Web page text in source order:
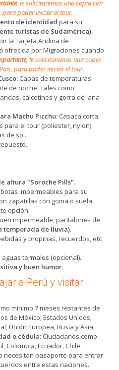
, le solicitaremos una copia con
para poder iniciar el tour.
de identidad para su
turístas de Sudamérica).
la Tarjeta Andina de
ofrecida por Migraciones cuando
, le solicitaremos una copia
para poder iniciar el tour.
Capas de temperaturas
de noche. Tales como:
calcetines y gorra de lana
Machu Picchu: Casaca corta
para el tour (poliester, nylon).
de sol.
altura "Soroche Pills".
impermeables para su
zapatillas con goma o suela
opción.
impermeable, pantalones de
temporada de lluvia).
y propinas, recuerdos, etc
termales (opcional).
y buen humor.
a Perú y visitar
mínimo 7 meses restantes de
de México, Estados Unidos,
Unión Europea, Rusia y Asia.
o cédula: Ciudadanos como
Colombia, Ecuador, Chile,
necesitan pasaporte para entrar
entre estas naciones.